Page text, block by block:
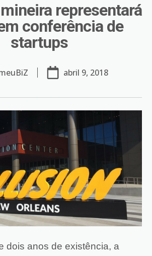
representará
conferência de
startups
abril 9, 2018
dois anos de existência, a